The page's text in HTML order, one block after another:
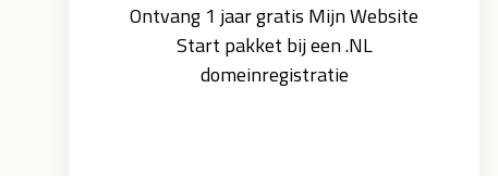
Ontvang 1 jaar gratis Mijn Website
Start pakket bij een .NL
domeinregistratie